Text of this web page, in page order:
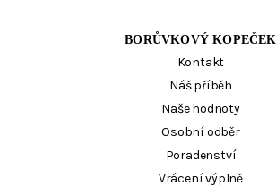
BORŮVKOVÝ KOPEČEK
Kontakt
Náš příběh
Naše hodnoty
Osobní odběr
Poradenství
Vrácení výplně